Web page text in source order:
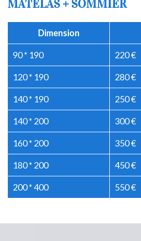
MATELAS + SOMMIER
Dimension
90 * 190 220 €
120 * 190 280 €
140 * 190 250 €
140 * 200 300 €
160 * 200 350 €
180 * 200 450 €
200 * 400 550 €